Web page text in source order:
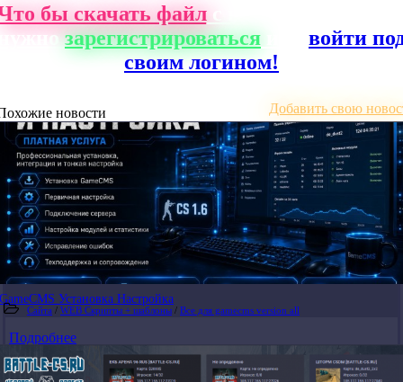
бы скачать файлс нашего сайта,
зарегистрироваться
войти
своим логином!
новости Добавить свою
GameCMS Установка Настройка
Сайта / WEB Скрипты + шаблоны / Все для gamecms version all
Подробнее